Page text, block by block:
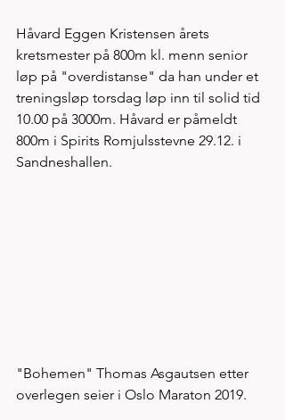
Håvard Eggen Kristensen årets
kretsmester på 800m kl. menn senior
løp på "overdistanse" da han under et
treningsløp torsdag løp inn til solid tid
10.00 på 3000m. Håvard er påmeldt
800m i Spirits Romjulsstevne 29.12. i
Sandneshallen.
"Bohemen" Thomas Asgautsen etter
overlegen seier i Oslo Maraton 2019.